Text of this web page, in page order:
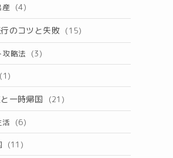
産 (4)
のコツと失敗 (15)
攻略法 (3)
(1)
一時帰国 (21)
活 (6)
(11)